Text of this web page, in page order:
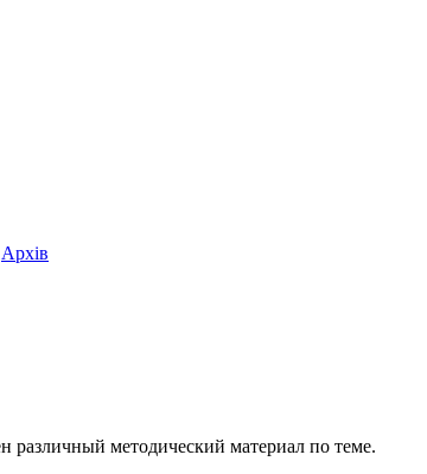
Архів
различный методический материал по теме.